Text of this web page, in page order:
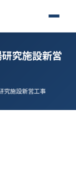
究施設新営
究施設新営工事